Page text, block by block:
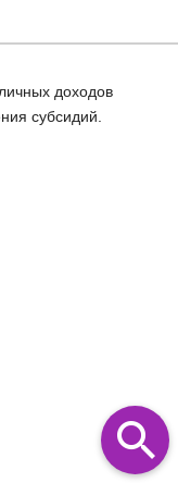
доходов
субсидий.